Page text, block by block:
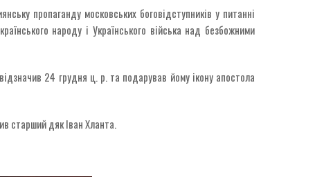
пропаганду московських боговідступників у питанні
народу і Українського війська над безбожними
24 грудня ц. р. та подарував йому ікону апостола
старший дяк Іван Хланта.